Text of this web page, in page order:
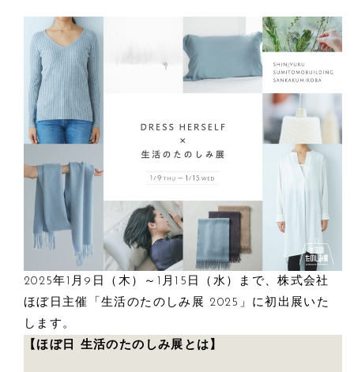
2025年1月9日（木）～1月15日（水）まで、株式会社
ほぼ日主催「生活のたのしみ展 2025」に初出展いた
します。
【ほぼ日 生活のたのしみ展とは】